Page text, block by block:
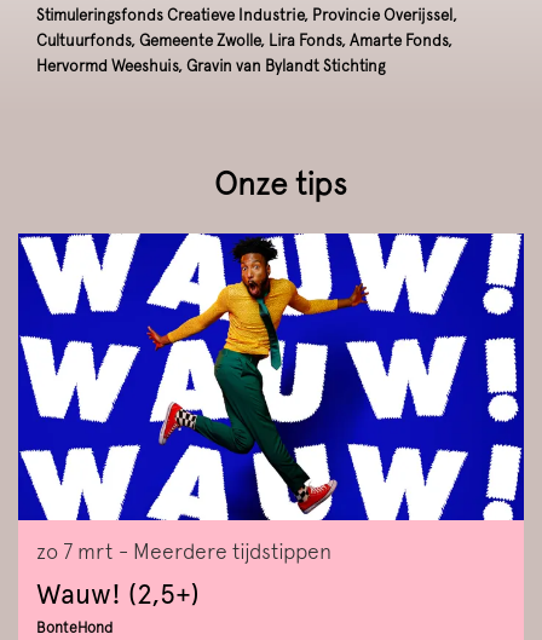
Stimuleringsfonds Creatieve Industrie, Provincie Overijssel,
Cultuurfonds, Gemeente Zwolle, Lira Fonds, Amarte Fonds,
Hervormd Weeshuis, Gravin van Bylandt Stichting
Onze tips
Wauw! (2,5+)
BonteHond
zo 7 mrt - Meerdere tijdstippen